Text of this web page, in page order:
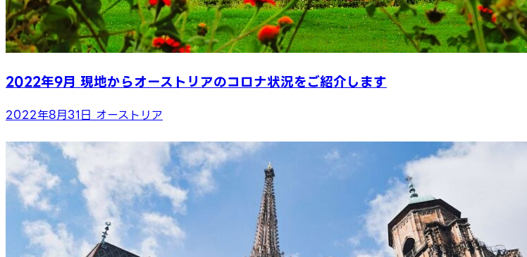
2022年9月 現地からオーストリアのコロナ状況をご紹介します
2022年8月31日 オーストリア